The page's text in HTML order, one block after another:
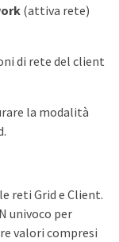
(attiva rete)
di rete del client
la modalità
reti Grid e Client.
univoco per
valori compresi